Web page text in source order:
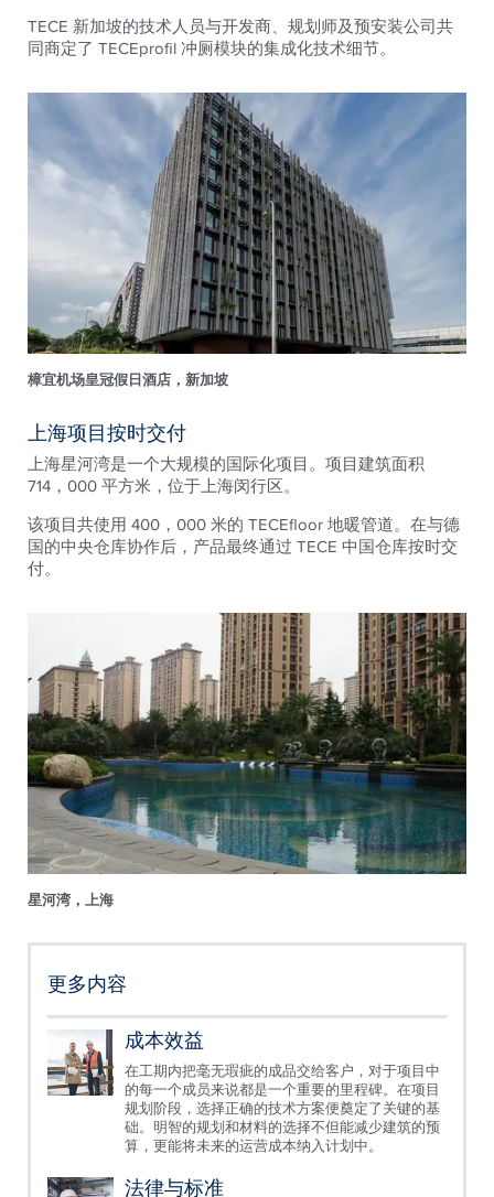
TECE 新加坡的技术人员与开发商、规划师及预安装公司共
同商定了 TECEprofil 冲厕模块的集成化技术细节。
樟宜机场皇冠假日酒店，新加坡
上海项目按时交付
上海星河湾是一个大规模的国际化项目。项目建筑面积
714，000 平方米，位于上海闵行区。
该项目共使用 400，000 米的 TECEfloor 地暖管道。在与德
国的中央仓库协作后，产品最终通过 TECE 中国仓库按时交
付。
星河湾，上海
更多内容
成本效益
在工期内把毫无瑕疵的成品交给客户，对于项目中
的每一个成员来说都是一个重要的里程碑。在项目
规划阶段，选择正确的技术方案便奠定了关键的基
础。明智的规划和材料的选择不但能减少建筑的预
算，更能将未来的运营成本纳入计划中。
法律与标准